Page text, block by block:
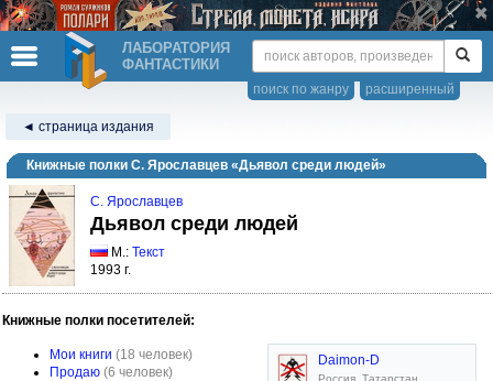
ЛАБОРАТОРИЯ
ФАНТАСТИКИ
расширенный
поиск по жанру
◄ страница издания
Книжные полки С. Ярославцев «Дьявол среди людей»
С. Ярославцев
Дьявол среди людей
М.: Текст
1993 г.
Книжные полки посетителей:
Мои книги (18 человек)
Продаю (6 человек)
Daimon-D
Россия, Татарстан,